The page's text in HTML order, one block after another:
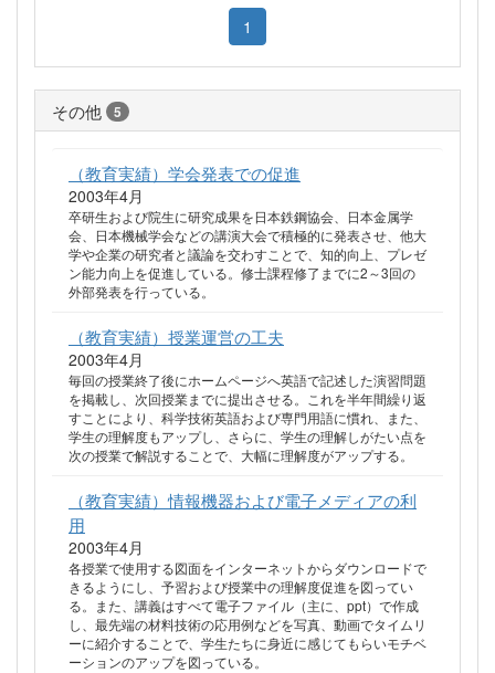
1
その他 5
（教育実績）学会発表での促進
2003年4月
卒研生および院生に研究成果を日本鉄鋼協会、日本金属学
会、日本機械学会などの講演大会で積極的に発表させ、他大
学や企業の研究者と議論を交わすことで、知的向上、プレゼ
ン能力向上を促進している。修士課程修了までに2～3回の
外部発表を行っている。
（教育実績）授業運営の工夫
2003年4月
毎回の授業終了後にホームページへ英語で記述した演習問題
を掲載し、次回授業までに提出させる。これを半年間繰り返
すことにより、科学技術英語および専門用語に慣れ、また、
学生の理解度もアップし、さらに、学生の理解しがたい点を
次の授業で解説することで、大幅に理解度がアップする。
（教育実績）情報機器および電子メディアの利
用
2003年4月
各授業で使用する図面をインターネットからダウンロードで
きるようにし、予習および授業中の理解度促進を図ってい
る。また、講義はすべて電子ファイル（主に、ppt）で作成
し、最先端の材料技術の応用例などを写真、動画でタイムリ
ーに紹介することで、学生たちに身近に感じてもらいモチベ
ーションのアップを図っている。